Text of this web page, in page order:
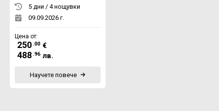
5 дни / 4 нощувки
09.09.2026 г.
Цена от:
250 .00 €
488 .96 лв.
Научете повече